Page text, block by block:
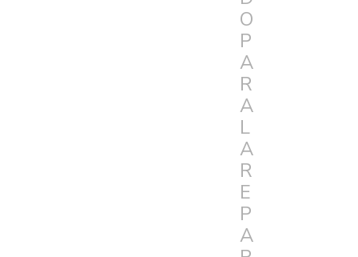
O
P
A
R
A
L
A
R
E
P
A